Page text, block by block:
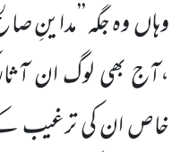
وہاںوہ جگہ
،آج بھی لوگ ان
خاص ان کی ترغیب